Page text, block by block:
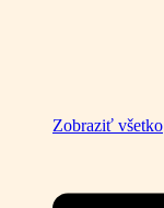
Zobraziť všetko